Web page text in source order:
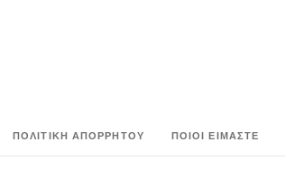
ΠΟΛΙΤΙΚΉ ΑΠΟΡΡΉΤΟΥ ΠΟΙΟΙ ΕΊΜΑΣΤΕ